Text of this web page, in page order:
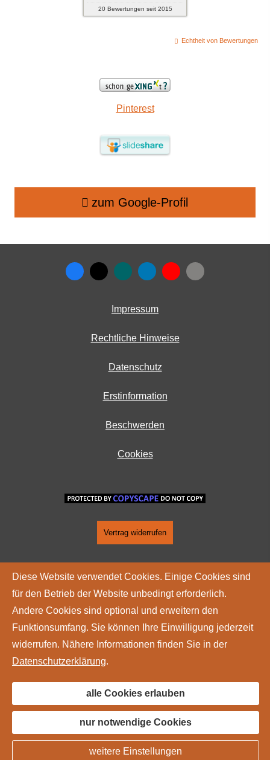
20Bewertungen seit 2015
Echtheit von Bewertungen
Pinterest
zum Google-Profil
Impressum
Rechtliche Hinweise
Datenschutz
Erstinformation
Beschwerden
Cookies
Vertrag widerrufen
Diese Website verwendet Cookies. Einige Cookies sind
für den Betrieb der Website unbedingt erforderlich.
Andere Cookies sind optional und erweitern den
Funktionsumfang. Sie können Ihre Einwilligung jederzeit
widerrufen. Nähere Informationen finden Sie in der
Datenschutzerklärung.
alle Cookies erlauben
nur notwendige Cookies
weitere Einstellungen